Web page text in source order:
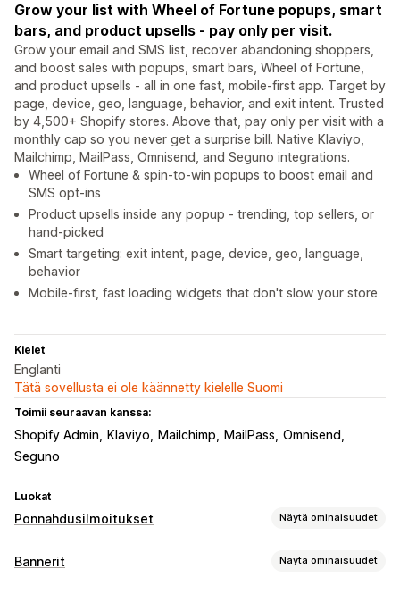
Grow your list with Wheel of Fortune popups, smart
bars, and product upsells - pay only per visit.
Grow your email and SMS list, recover abandoning shoppers,
and boost sales with popups, smart bars, Wheel of Fortune,
and product upsells - all in one fast, mobile-first app. Target by
page, device, geo, language, behavior, and exit intent. Trusted
by 4,500+ Shopify stores. Above that, pay only per visit with a
monthly cap so you never get a surprise bill. Native Klaviyo,
Mailchimp, MailPass, Omnisend, and Seguno integrations.
Wheel of Fortune & spin-to-win popups to boost email and
SMS opt-ins
Product upsells inside any popup - trending, top sellers, or
hand-picked
Smart targeting: exit intent, page, device, geo, language,
behavior
Mobile-first, fast loading widgets that don't slow your store
Kielet
Englanti
Tätä sovellusta ei ole käännetty kielelle Suomi
Toimii seuraavan kanssa:
Shopify Admin Klaviyo Mailchimp MailPass Omnisend
Seguno
Luokat
Ponnahdusilmoitukset Näytä ominaisuudet
Ponnahdusilmoitustyypit
Bannerit Näytä ominaisuudet